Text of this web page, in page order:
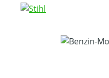
Bildergalerie überspringen